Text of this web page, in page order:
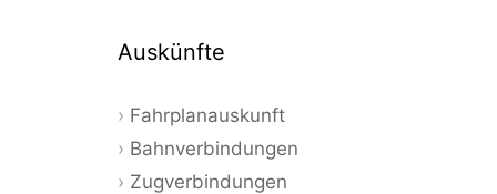
Auskünfte
Fahrplanauskunft
Bahnverbindungen
Zugverbindungen